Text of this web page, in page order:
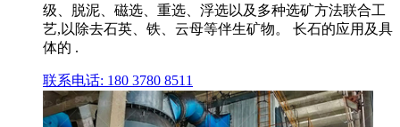
级、脱泥、磁选、重选、浮选以及多种选矿方法联合工
艺,以除去石英、铁、云母等伴生矿物。 长石的应用及具
体的 .
联系电话: 180 3780 8511